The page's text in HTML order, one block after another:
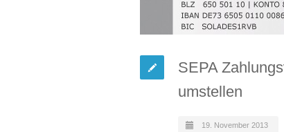
SEPA
umstellen
19. November 2013